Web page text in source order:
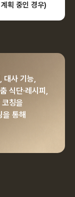
획 중인 경우)
대사 기능,
식단·레시피,
칭을
통해